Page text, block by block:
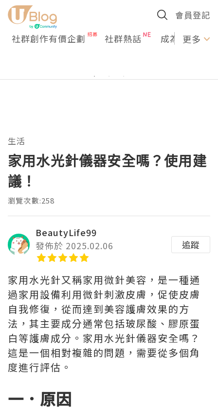
會員登記
社群創作有價企劃 社群熱話 成為U更多
生活
家用水光針儀器安全嗎？使用建
議！
瀏覽次數:258
BeautyLife99
發佈於 2025.02.06
追蹤
家用水光針又稱家用微針美容，是一種通
過家用設備利用微針刺激皮膚，促使皮膚
自我修復，從而達到美容護膚效果的方
法，其主要成分通常包括玻尿酸、膠原蛋
白等護膚成分。家用水光針儀器安全嗎？
這是一個相對複雜的問題，需要從多個角
度進行評估。
一．原因